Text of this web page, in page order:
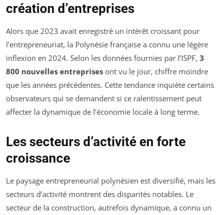
création d’entreprises
Alors que 2023 avait enregistré un intérêt croissant pour
l’entrepreneuriat, la Polynésie française a connu une légère
inflexion en 2024. Selon les données fournies par l’ISPF, 3
800 nouvelles entreprises ont vu le jour, chiffre moindre
que les années précédentes. Cette tendance inquiète certains
observateurs qui se demandent si ce ralentissement peut
affecter la dynamique de l’économie locale à long terme.
Les secteurs d’activité en forte
croissance
Le paysage entrepreneurial polynésien est diversifié, mais les
secteurs d’activité montrent des disparités notables. Le
secteur de la construction, autrefois dynamique, a connu un